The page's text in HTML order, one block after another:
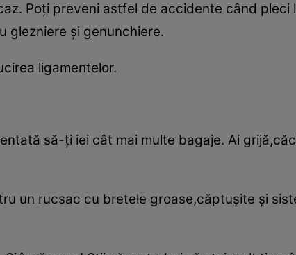
Poţi preveni astfel de accidente când pleci
glezniere şi genunchiere.
ligamentelor.
să-ţi iei cât mai multe bagaje. Ai
un rucsac cu bretele groase,căptuşite şi